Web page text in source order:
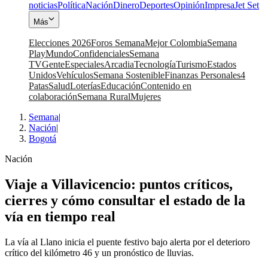
noticiasPolíticaNaciónDineroDeportesOpiniónImpresaJet Set
Más
Elecciones 2026Foros SemanaMejor ColombiaSemana
PlayMundoConfidencialesSemana
TVGenteEspecialesArcadiaTecnologíaTurismoEstados
UnidosVehículosSemana SostenibleFinanzas Personales4
PatasSaludLoteríasEducaciónContenido en
colaboraciónSemana RuralMujeres
Semana|
Nación|
Bogotá
Nación
Viaje a Villavicencio: puntos críticos,
cierres y cómo consultar el estado de la
vía en tiempo real
La vía al Llano inicia el puente festivo bajo alerta por el deterioro
crítico del kilómetro 46 y un pronóstico de lluvias.